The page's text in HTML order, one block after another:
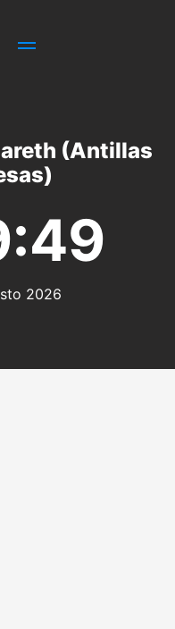
(Antillas
2026